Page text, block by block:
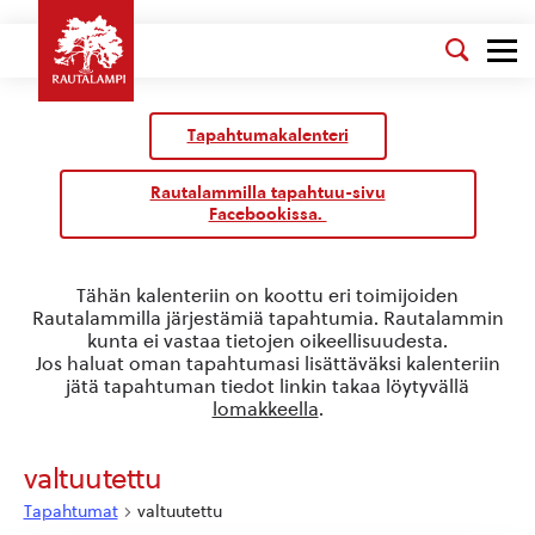
Tapahtumakalenteri
Rautalammilla tapahtuu-sivu
Facebookissa.
valtuutettu
Tapahtumat valtuutettu
Kalenteri
Tapahtumat
Tähän kalenteriin on koottu eri toimijoiden
Rautalammilla järjestämiä tapahtumia. Rautalammin
kunta ei vastaa tietojen oikeellisuudesta.
Jos haluat oman tapahtumasi lisättäväksi kalenteriin
jätä tapahtuman tiedot linkin takaa löytyvällä
lomakkeella.